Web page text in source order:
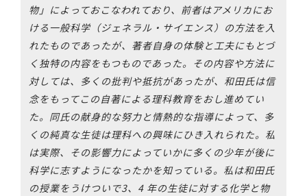
物」によっておこなわれており、前者はアメリカにお
ける一般科学（ジェネラル・サイエンス）の方法を入
れたものであったが、著者自身の体験と工夫にもとづ
く独特の内容をもつものであった。その内容や方法に
対しては、多くの批判や抵抗があったが、和田氏は信
念をもってこの自著による理科教育をおし進めてい
た。同氏の献身的な努力と情熱的な指導によって、多
くの純真な生徒は理科への興味にひき入れられた。私
は実際、その影響力によっていかに多くの少年が後に
科学に志すようになったかを知っている。私は和田氏
の授業をうけついで3、4 年の生徒に対する化学と物